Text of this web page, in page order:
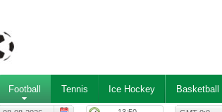
Football Tennis Ice Hockey Basketball